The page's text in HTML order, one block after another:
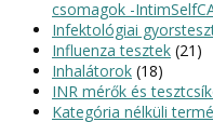
csomagok -
Infektológiai
Influenza tesztek (21)
Inhalátorok (18)
INR mérők és
Kategória nélküli